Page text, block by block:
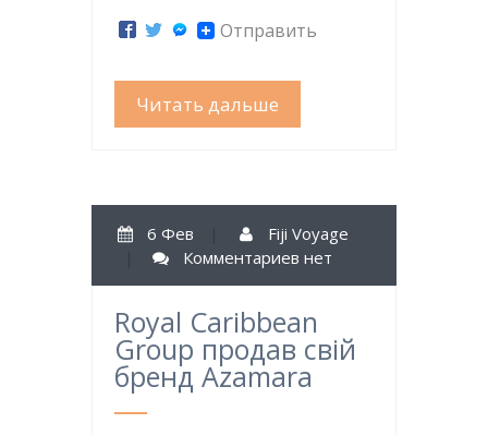
Отправить
Читать дальше
6 Фев
Fiji Voyage
Комментариев нет
Royal Caribbean
Group продав свій
бренд Azamara